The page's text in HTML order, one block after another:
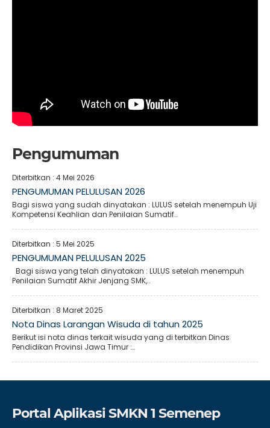
Pengumuman
Diterbitkan : 4 Mei 2026
PENGUMUMAN PELULUSAN 2026
Bagi siswa yang sudah dinyatakan : LULUS setelah menempuh Uji
Kompetensi Keahlian dan Penilaian Sumatif..
Diterbitkan : 5 Mei 2025
PENGUMUMAN PELULUSAN 2025
Bagi siswa yang telah dinyatakan : LULUS setelah menempuh
Penilaian Sumatif Akhir Jenjang SMK,..
Diterbitkan : 8 Maret 2025
Nota Dinas Larangan Wisuda di tahun 2025
Berikut isi nota dinas terkait wisuda yang di terbitkan Dinas
Pendidikan Provinsi Jawa Timur :..
Portal Aplikasi SMKN 1 Semenep